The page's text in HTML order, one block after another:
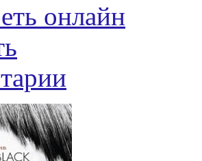
онлайн